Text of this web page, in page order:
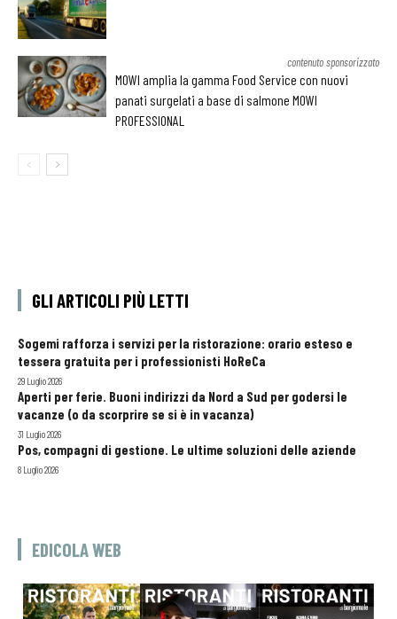
contenuto sponsorizzato
MOWI amplia la gamma Food Service con nuovi
panati surgelati a base di salmone MOWI
PROFESSIONAL
GLI ARTICOLI PIÙ LETTI
Sogemi rafforza i servizi per la ristorazione: orario esteso e
tessera gratuita per i professionisti HoReCa
29 Luglio 2026
Aperti per ferie. Buoni indirizzi da Nord a Sud per godersi le
vacanze (o da scorprire se si è in vacanza)
31 Luglio 2026
Pos, compagni di gestione. Le ultime soluzioni delle aziende
8 Luglio 2026
EDICOLA WEB